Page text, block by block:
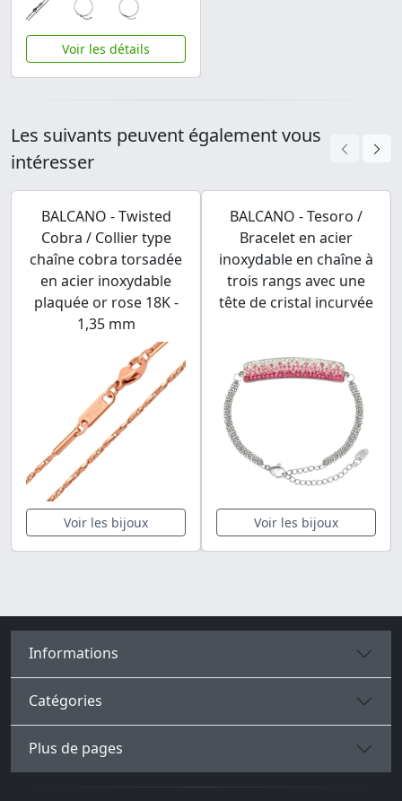
Voir les détails
Les suivants peuvent également vous
intéresser
BALCANO - Twisted
Cobra / Collier type
chaîne cobra torsadée
en acier inoxydable
plaquée or rose 18K -
1,35 mm
Voir les bijoux
BALCANO - Tesoro /
Bracelet en acier
inoxydable en chaîne à
trois rangs avec une
tête de cristal incurvée
Voir les bijoux
Informations
Catégories
Plus de pages